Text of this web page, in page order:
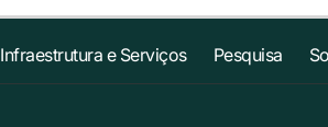
Infraestrutura e Serviços Pesquisa